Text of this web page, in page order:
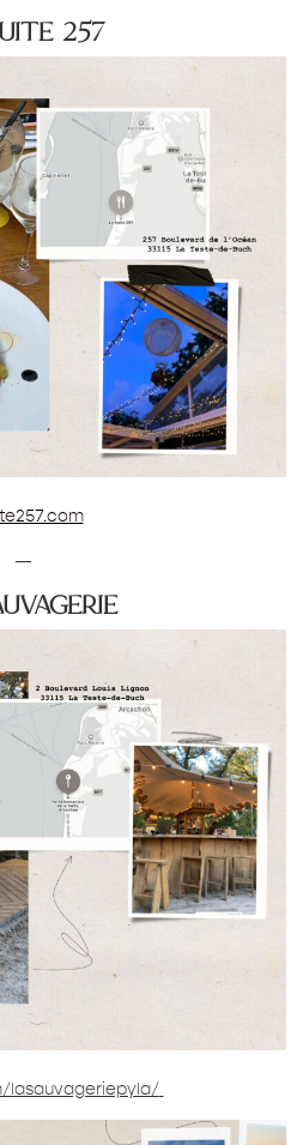
257
—
lasauvageriepyla/